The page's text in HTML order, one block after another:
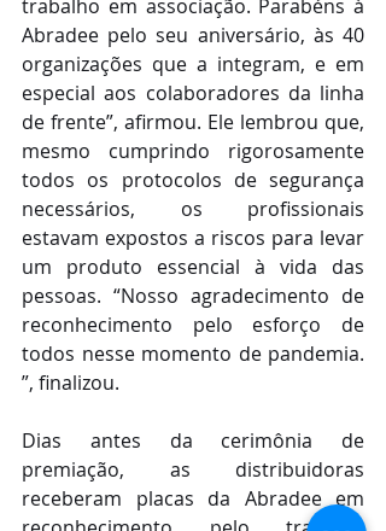
trabalho em associação. Parabéns à
Abradee pelo seu aniversário, às 40
organizações que a integram, e em
especial aos colaboradores da linha
de frente”, afirmou. Ele lembrou que,
mesmo cumprindo rigorosamente
todos os protocolos de segurança
necessários, os profissionais
estavam expostos a riscos para levar
um produto essencial à vida das
pessoas. “Nosso agradecimento de
reconhecimento pelo esforço de
todos nesse momento de pandemia.
”, finalizou.
Dias antes da cerimônia de
premiação, as distribuidoras
receberam placas da Abradee em